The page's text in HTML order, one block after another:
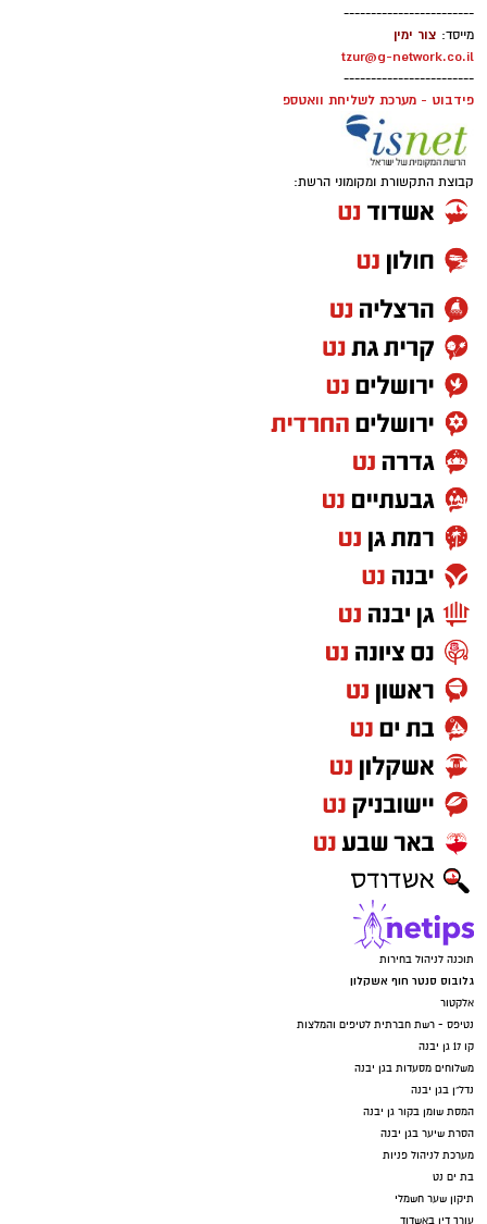
------------------------
מייסד: צור ימין
tzur@g-network.co.il
------------------------
פידבוט - מערכת לשליחת וואטספ
קבוצת התקשורת ומקומוני הרשת:
תוכנה לניהול בחירות
גלובוס סנטר חוף אשקלון
אלקטור
נטיפס - רשת חברתית לטיפים והמלצות
קו 17 גן יבנה
משלוחים מסעדות בגן יבנה
נדל"ן בגן יבנה
המסת שומן בקור גן יבנה
הסרת שיער בגן יבנה
מערכת לניהול פניות
בת ים נט
תיקון שער חשמלי
עורך דין באשדוד